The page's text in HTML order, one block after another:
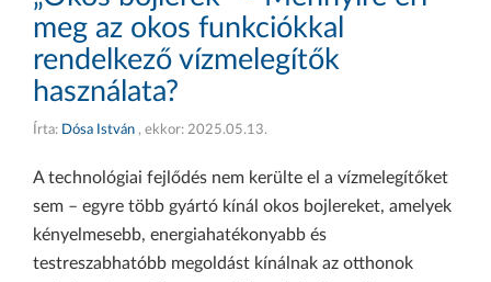
meg az okos funkciókkal
rendelkező vízmelegítők
használata?
Írta: Dósa István , ekkor: 2025.05.13.
A technológiai fejlődés nem kerülte el a vízmelegítőket
sem – egyre több gyártó kínál okos bojlereket, amelyek
kényelmesebb, energiahatékonyabb és
testreszabhatóbb megoldást kínálnak az otthonok